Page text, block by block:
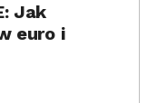
Jak
euro i